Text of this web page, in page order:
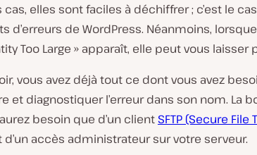
elles sont faciles à déchiffrer ; c’est le
d’erreurs de WordPress. Néanmoins, lorsque
Too Large » apparaît, elle peut vous laisser
vous avez déjà tout ce dont vous avez
et diagnostiquer l’erreur dans son nom. La
besoin que d’un client SFTP (Secure
accès administrateur sur votre serveur.